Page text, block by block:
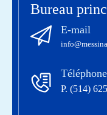
Bureau
E-mail
Téléphone
P. (514)